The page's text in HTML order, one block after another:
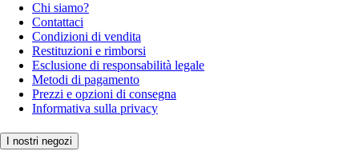
Chi siamo?
Contattaci
Condizioni di vendita
Restituzioni e rimborsi
Esclusione di responsabilità legale
Metodi di pagamento
Prezzi e opzioni di consegna
Informativa sulla privacy
I nostri negozi